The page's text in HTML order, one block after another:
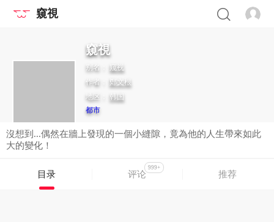
窺視
窺視
别名： 窥视
作者： 鄭文根
地区： 韩国
都市
沒想到...偶然在牆上發現的一個小縫隙，竟為他的人生帶來如此
大的變化！
目录 评论
999+
推荐